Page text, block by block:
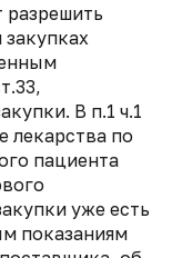
разрешить
В п.1 ч.1
лекарства по
пациента
уже есть
показаниям